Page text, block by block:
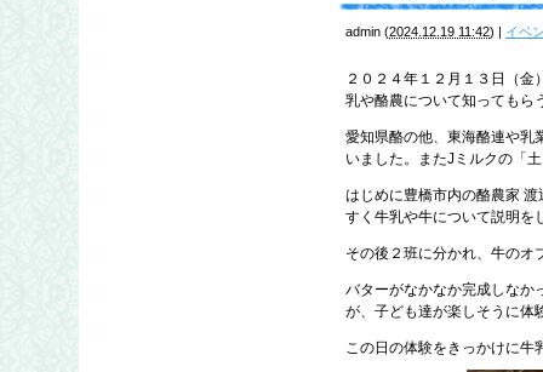
admin (2024.12.19 11:42) | イベ
２０２４年１２月１３日（
乳や酪農について知ってもら
愛知県酪の他、東海酪連や乳
いました。またJミルクの「
はじめに豊橋市内の酪農家
すく牛乳や牛について説明を
その後２班に分かれ、牛のオ
バターがなかなか完成しなか
が、子ども達が楽しそうに体
この日の体験をきっかけに